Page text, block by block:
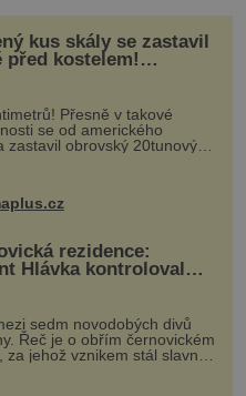
kus skály se zastavil
před kostelem!
ho boží síla?
Přesně v takové
se od amerického
zastavil obrovský 20tunový
rezidence:
Hlávka kontroloval
sedm novodobých divů
Řeč je o obřím černovickém
za jehož vznikem stál slavný
Josef Hlávka. Ten si
dal mimořádně záležet. Jeho